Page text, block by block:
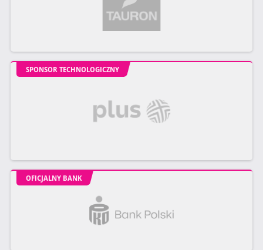
SPONSOR TECHNOLOGICZNY
OFICJALNY BANK